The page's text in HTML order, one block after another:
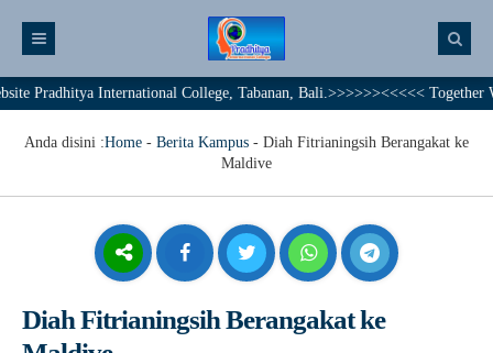
International College, Tabanan, Bali.>>>>>><<<<< Together We
Anda disini :Home - Berita Kampus - Diah Fitrianingsih Berangakat ke
Maldive
Diah Fitrianingsih Berangakat ke